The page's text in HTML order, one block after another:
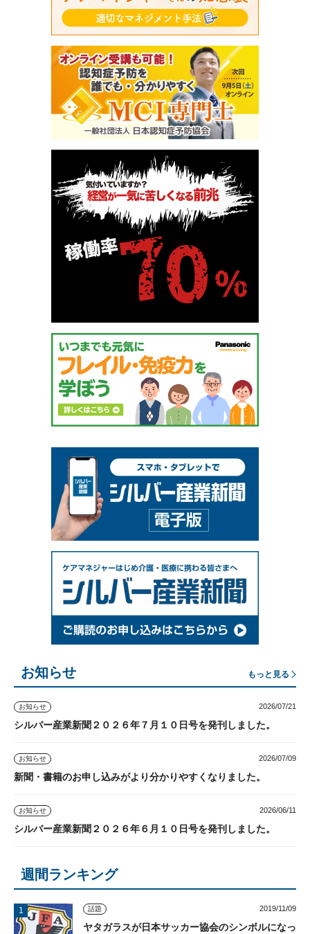
お知らせ もっと見る
お知らせ 2026/07/21
シルバー産業新聞２０２６年７月１０日号を発刊しました。
お知らせ 2026/07/09
新聞・書籍のお申し込みがより分かりやすくなりました。
お知らせ 2026/06/11
シルバー産業新聞２０２６年６月１０日号を発刊しました。
週間ランキング
話題 2019/11/09
ヤタガラスが日本サッカー協会のシンボルになっ